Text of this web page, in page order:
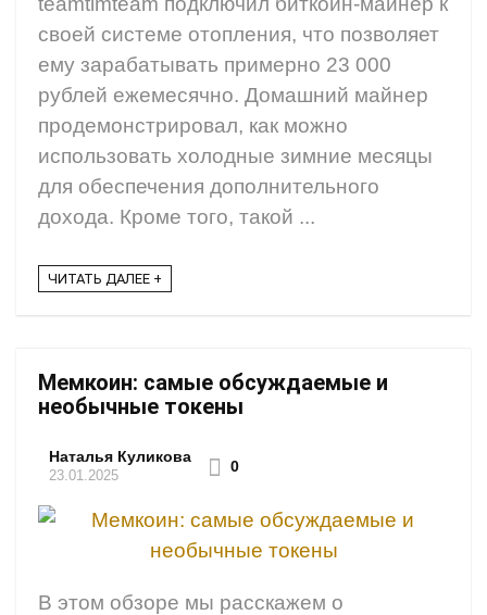
своей системе отопления, что позволяет
ему зарабатывать примерно 23 000
рублей ежемесячно. Домашний майнер
продемонстрировал, как можно
использовать холодные зимние месяцы
для обеспечения дополнительного
дохода. Кроме того, такой ...
ЧИТАТЬ ДАЛЕЕ +
Мемкоин: самые обсуждаемые и
необычные токены
Наталья Куликова
23.01.2025
0
В этом обзоре мы расскажем о